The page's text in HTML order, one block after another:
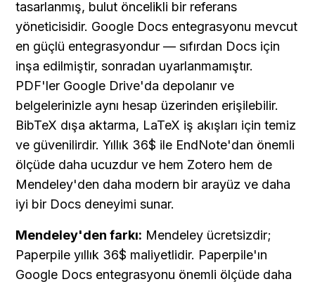
tasarlanmış, bulut öncelikli bir referans
yöneticisidir. Google Docs entegrasyonu mevcut
en güçlü entegrasyondur — sıfırdan Docs için
inşa edilmiştir, sonradan uyarlanmamıştır.
PDF'ler Google Drive'da depolanır ve
belgelerinizle aynı hesap üzerinden erişilebilir.
BibTeX dışa aktarma, LaTeX iş akışları için temiz
ve güvenilirdir. Yıllık 36$ ile EndNote'dan önemli
ölçüde daha ucuzdur ve hem Zotero hem de
Mendeley'den daha modern bir arayüz ve daha
iyi bir Docs deneyimi sunar.
Mendeley'den farkı: Mendeley ücretsizdir;
Paperpile yıllık 36$ maliyetlidir. Paperpile'ın
Google Docs entegrasyonu önemli ölçüde daha